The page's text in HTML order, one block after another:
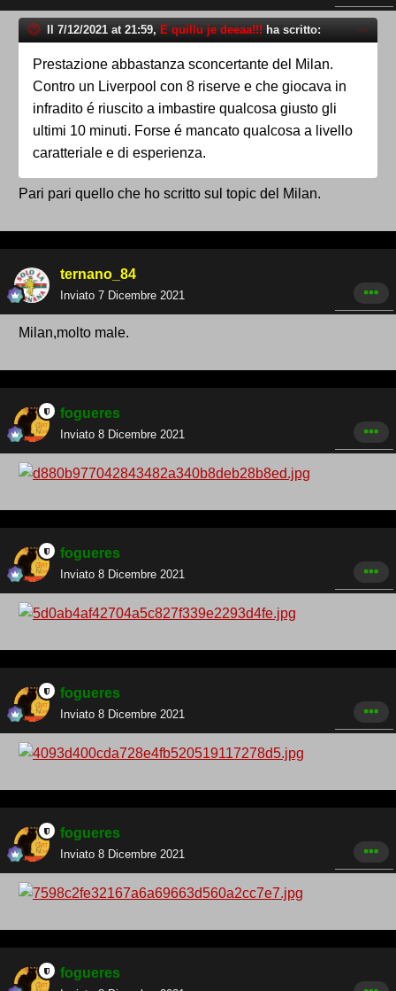
Il 7/12/2021 at 21:59, E quillu je deeaa!!! ha scritto:
Prestazione abbastanza sconcertante del Milan.
Contro un Liverpool con 8 riserve e che giocava in
infradito é riuscito a imbastire qualcosa giusto gli
ultimi 10 minuti. Forse é mancato qualcosa a livello
caratteriale e di esperienza.
Pari pari quello che ho scritto sul topic del Milan.
ternano_84
Inviato 7 Dicembre 2021
Milan,molto male.
fogueres
Inviato 8 Dicembre 2021
fogueres
Inviato 8 Dicembre 2021
fogueres
Inviato 8 Dicembre 2021
fogueres
Inviato 8 Dicembre 2021
fogueres